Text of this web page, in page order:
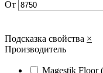
От
Подсказка свойства ×
Производитель
Magestik Floor